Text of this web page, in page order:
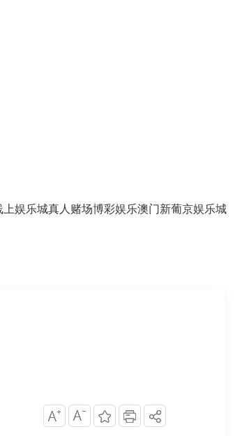
上娱乐城真人赌场博彩娱乐澳门新葡京娱乐城